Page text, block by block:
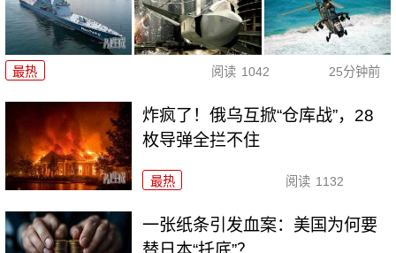
最热 阅读 1042 25分钟前
炸疯了！俄乌互掀“仓库战”，28
枚导弹全拦不住
最热 阅读 1132
一张纸条引发血案：美国为何要